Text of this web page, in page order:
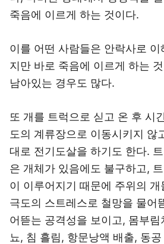
죽음에 이르게 하는 것이다.
이를 어떤 사람들은 안락사로
지만 바로 죽음에 이르게 하는
남아있는 경우도 많다.
또 개를 트럭으로 싣고 온 후 시
도의 계류장으로 이동시키지 않
대로 전기도살을 하기도 한다.
은 개체가 있음에도 불구하고,
이 이루어지기 때문에 주위의
극도의 스트레스로 철망을 물어
어뜯는 공격성을 보이고, 몸부
뇨, 침 흘림, 항문낭액 배출, 동